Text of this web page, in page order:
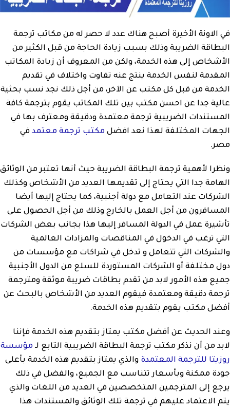
في الاونة الأخيرة أصبح هناك عدد لا حصر له من مكاتب ترجمة
البطاقة الضريبة وذلك بسبب زيادة الحاجة من قبل الكثير من
الأشخاص إلى هذه الخدمة، ولكن من المعروف أن زيادة المكاتب
المقدمة لنفس الخدمة ينتج عنه تفاوت واختلاف في تقديم
الخدمة من قبل كل مكتب عن الآخر، من أجل ذلك نجد نسب بحثية
عالية جدا عن احسن مكتب بين تلك المكاتب يقوم بترجمة كافة
المستندات الضريبية ترجمة معتمدة ودقيقة ومعترف بها في
الجهات المختلفة لهذا نعد افضل مكتب ترجمة معتمد في
مصر.
ونظرا لأهمية ترجمة البطاقة الضريبة حيث أنها تعتبر من الوثائق
الهامة جدا التي يحتاج إلى تقديمها العديد من الأشخاص وكذلك
الشركات عند التعامل مع دولة أجنبية، كما يحتاج إليها أيضا
المسافرون من أجل العمل بالخارج وذلك من أجل الحصول على
تأشيرة عمل في الدولة المسافر إليها هذا بجانب بعض الشركات
التي ترغب في الدخول في المناقصات والمزادات العالمية
والشركات التي تتعامل و تدخل في شراكات مع مؤسسات من
دول مختلفة أو الشركات المستوردة للسلع من الدول الأجنبية
جميع هذه الأمور لابد من تقدم بطاقات ضريبة موثقة ومترجمة
ترجمة دقيقة ومعتمدة فيقوم العديد من الأشخاص بالبحث عن
أفضل مكتب يقوم بتقديم هذه الخدمة.
وعند الحديث عن أفضل مكتب يمتاز بتقديم هذه الخدمة فإننا
لابد من أن نذكر مكتب ترجمة البطاقة الضريبية التابع لـ مؤسسة
روزيتا للترجمة المعتمدة والذي يمتاز بتقديم هذه الخدمة بأعلى
جودة ممكنة وبأسعار تتناسب مع الجميع، والفضل في ذلك
يرجع إلى المترجمين المتخصصين في العديد من اللغات والذي
يتم الاعتماد عليهم في ترجمة تلك الوثائق والمستندات هذا